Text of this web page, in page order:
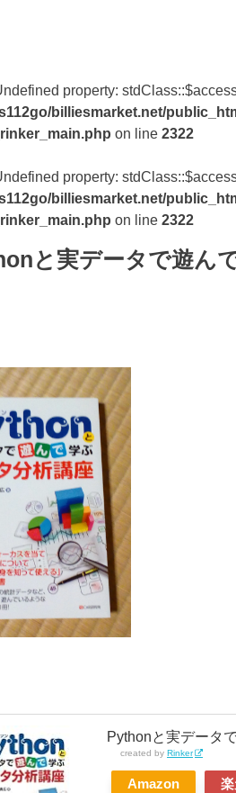
property:
billiesmarket.net/
on line 2322
property:
billiesmarket.net/
on line 2322
と実データで遊ん
Pythonと実データ
created by Rinker
Amazon